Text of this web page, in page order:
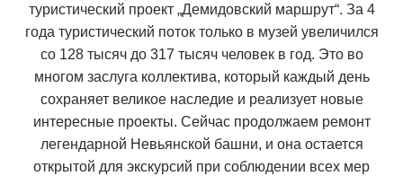
туристический проект „Демидовский маршрут“. За 4
года туристический поток только в музей увеличился
со 128 тысяч до 317 тысяч человек в год. Это во
многом заслуга коллектива, который каждый день
сохраняет великое наследие и реализует новые
интересные проекты. Сейчас продолжаем ремонт
легендарной Невьянской башни, и она остается
открытой для экскурсий при соблюдении всех мер